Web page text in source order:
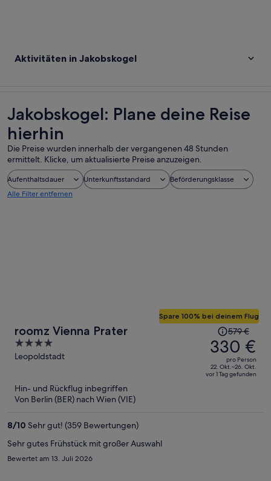
Aktivitäten in Jakobskogel
Jakobskogel: Plane deine Reise
hierhin
Die Preise wurden innerhalb der vergangenen 48 Stunden
ermittelt. Klicke, um aktualisierte Preise anzuzeigen.
Aufenthaltsdauer Unterkunftsstandard
Beförderungsklasse
Alle Filter entfernen
roomz Vienna Prater
4
out
Leopoldstadt
Spare 100% bei deinem Flug
Der
Preis
betrug
579 €,
jetzt
579 €
330 €
pro Person
22. Okt.–26. Okt.
vor 1 Tag gefunden
Hin- und Rückflug inbegriffen
Von Berlin (BER) nach Wien (VIE)
8/10 Sehr gut! (359 Bewertungen)
Sehr gutes Frühstück mit großer Auswahl
Bewertet am 13. Juli 2026